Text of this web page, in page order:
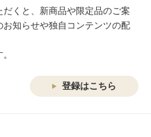
くと、新商品や限定品のご案
知らせや独自コンテンツの配
登録はこちら